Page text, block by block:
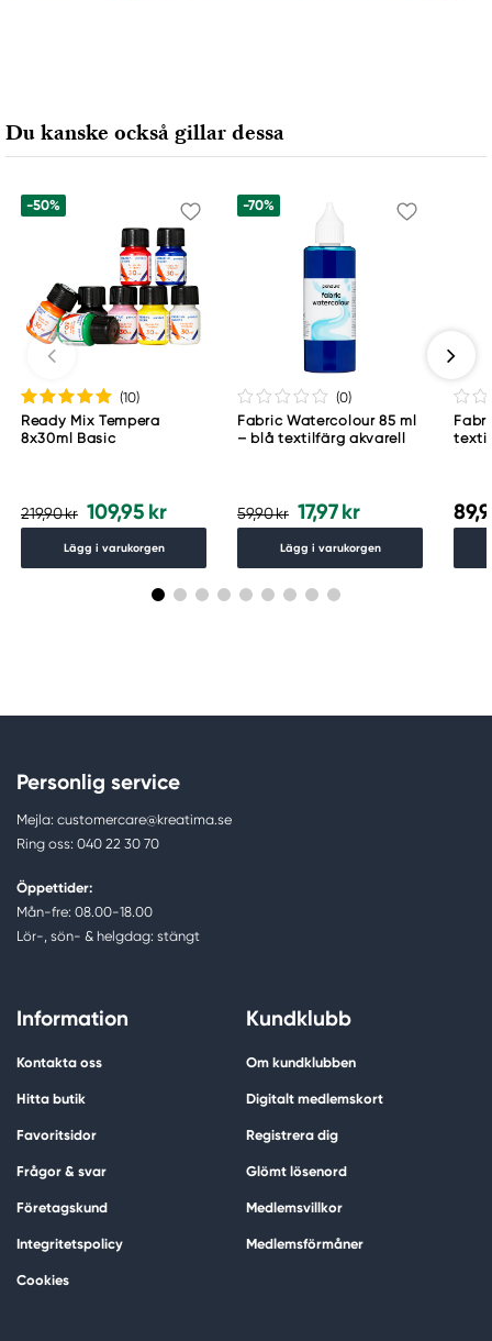
Du kanske också gillar dessa
-50%
(10)
Ready Mix Tempera
8x30ml Basic
219,90 kr 109,95 kr
Lägg i varukorgen
-70%
(0)
Fabric Watercolour 85 ml
– blå textilfärg akvarell
59,90 kr 17,97 kr
Lägg i varukorgen
Personlig service
Mejla: customercare@kreatima.se
Ring oss: 040 22 30 70
Öppettider:
Mån-fre: 08.00-18.00
Lör-, sön- & helgdag: stängt
Information
Kontakta oss
Hitta butik
Favoritsidor
Frågor & svar
Företagskund
Integritetspolicy
Cookies
Kundklubb
Om kundklubben
Digitalt medlemskort
Registrera dig
Glömt lösenord
Medlemsvillkor
Medlemsförmåner